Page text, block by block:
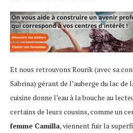
Et nous retrouvons Rourik (avec sa
Sabrina) gérant de l’auberge du lac
cuisine donne l’eau à la bouche au
certains de leurs cousins, comme un
femme Camilla, viennent fuir la